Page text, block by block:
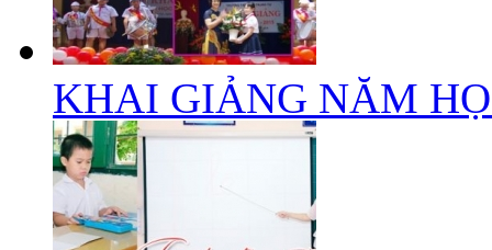
KHAI GIẢNG NĂM